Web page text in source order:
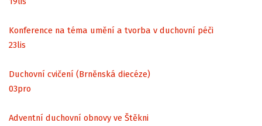
Konference na téma umění a tvorba v duchovní péči
23lis
Duchovní cvičení (Brněnská diecéze)
03pro
Adventní duchovní obnovy ve Štěkni